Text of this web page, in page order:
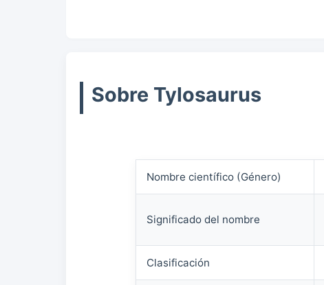
Sobre Tylosaurus
Nombre científico (Género)
Significado del nombre
Clasificación